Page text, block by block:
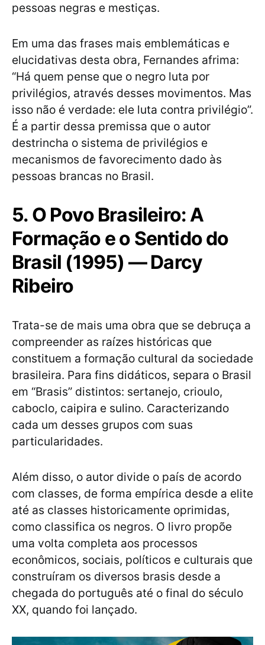
pessoas negras e mestiças.
Em uma das frases mais emblemáticas e
elucidativas desta obra, Fernandes afrima:
“Há quem pense que o negro luta por
privilégios, através desses movimentos. Mas
isso não é verdade: ele luta contra privilégio”.
É a partir dessa premissa que o autor
destrincha o sistema de privilégios e
mecanismos de favorecimento dado às
pessoas brancas no Brasil.
5. O Povo Brasileiro: A
Formação e o Sentido do
Brasil (1995) — Darcy
Ribeiro
Trata-se de mais uma obra que se debruça a
compreender as raízes históricas que
constituem a formação cultural da sociedade
brasileira. Para fins didáticos, separa o Brasil
em “Brasis” distintos: sertanejo, crioulo,
caboclo, caipira e sulino. Caracterizando
cada um desses grupos com suas
particularidades.
Além disso, o autor divide o país de acordo
com classes, de forma empírica desde a elite
até as classes historicamente oprimidas,
como classifica os negros. O livro propõe
uma volta completa aos processos
econômicos, sociais, políticos e culturais que
construíram os diversos brasis desde a
chegada do português até o final do século
XX, quando foi lançado.